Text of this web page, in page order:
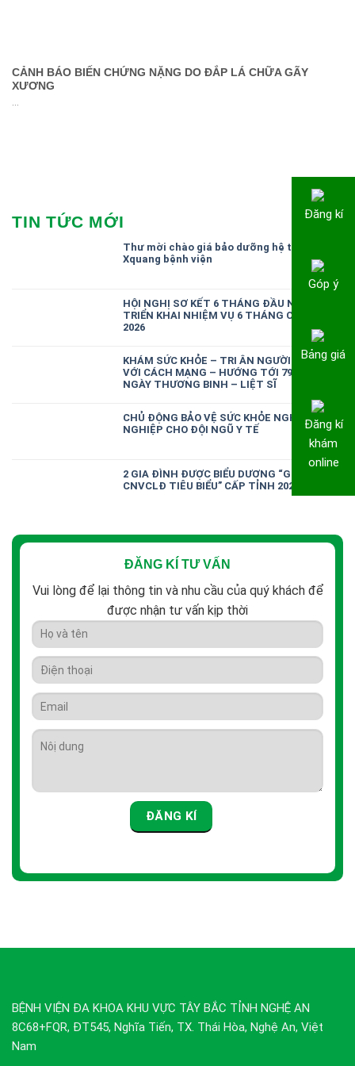
CẢNH BÁO BIẾN CHỨNG NẶNG DO ĐẮP LÁ CHỮA GÃY
XƯƠNG
...
TIN TỨC MỚI
Thư mời chào giá bảo dưỡng hệ thống
Xquang bệnh viện
HỘI NGHỊ SƠ KẾT 6 THÁNG ĐẦU NĂM,
TRIỂN KHAI NHIỆM VỤ 6 THÁNG CUỐI NĂM
2026
KHÁM SỨC KHỎE – TRI ÂN NGƯỜI CÓ CÔNG
VỚI CÁCH MẠNG – HƯỚNG TỚI 79 NĂM
NGÀY THƯƠNG BINH – LIỆT SĨ
CHỦ ĐỘNG BẢO VỆ SỨC KHỎE NGHỀ
NGHIỆP CHO ĐỘI NGŨ Y TẾ
2 GIA ĐÌNH ĐƯỢC BIỂU DƯƠNG “GIA ĐÌNH
CNVCLĐ TIÊU BIỂU” CẤP TỈNH 2026
ĐĂNG KÍ TƯ VẤN
Vui lòng để lại thông tin và nhu cầu của quý khách để
được nhận tư vấn kịp thời
BỆNH VIỆN ĐA KHOA KHU VỰC TÂY BẮC TỈNH NGHỆ AN
8C68+FQR, ĐT545, Nghĩa Tiến, TX. Thái Hòa, Nghệ An, Việt
Nam
Đăng kí
Góp ý
Bảng giá
Đăng kí
khám
online